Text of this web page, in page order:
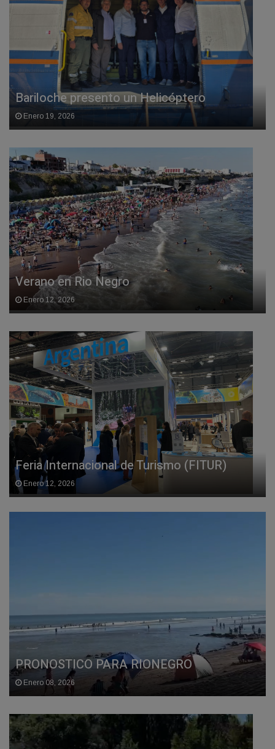
Bariloche presento un Helicóptero
Enero 19, 2026
Verano en Rio Negro
Enero 12, 2026
Feria Internacional de Turismo (FITUR)
Enero 12, 2026
PRONOSTICO PARA RIONEGRO
Enero 08, 2026